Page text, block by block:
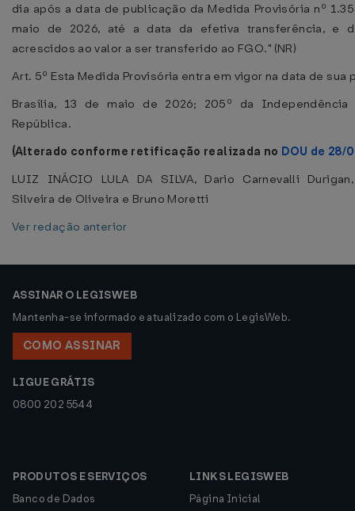
dia após a data de publicação da Medida Provisória nº
maio de 2026, até a data da efetiva transferência, e
acrescidos ao valor a ser transferido ao FGO." (NR)
Art. 5º Esta Medida Provisória entra em vigor na data de sua
Brasília, 13 de maio de 2026; 205º da
República.
(Alterado conforme retificação realizada no DOU de 28/
LUIZ INÁCIO LULA DA SILVA, Dario Carnevalli
Silveira de Oliveira e Bruno Moretti
Ver redação anterior
ASSINAR O LEGISWEB
Mantenha-se informado e atualizado com o LegisWeb.
COMO ASSINAR
LIGUE GRÁTIS
0800 202 5544
PRODUTOS E SERVIÇOS
Banco de Dados
LINKS LEGISWEB
Página Inicial